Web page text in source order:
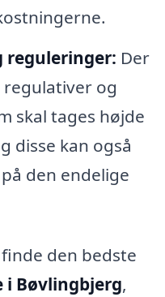
reguleringer: Der
og
skal tages højde
disse kan også
den endelige
den bedste
Bøvlingbjerg,